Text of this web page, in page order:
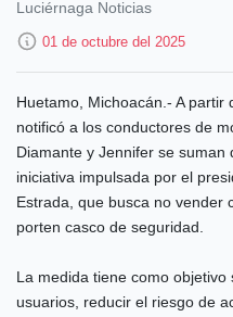
Luciérnaga Noticias
01 de octubre del 2025
Huetamo, Michoacán.- A
notificó a los conductores de
Diamante y Jennifer se
iniciativa impulsada por el
Estrada, que busca no vender
porten casco de seguridad.
La medida tiene como
usuarios, reducir el riesgo de